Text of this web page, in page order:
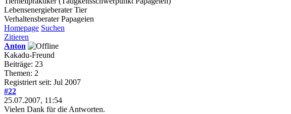
Lebensenergieberater Tier
Verhaltensberater Papageien
Homepage Suchen
Zitieren
Anton
Kakadu-Freund
Beiträge: 23
Themen: 2
Registriert seit: Jul 2007
#22
25.07.2007, 11:54
Vielen Dank für die Antworten.